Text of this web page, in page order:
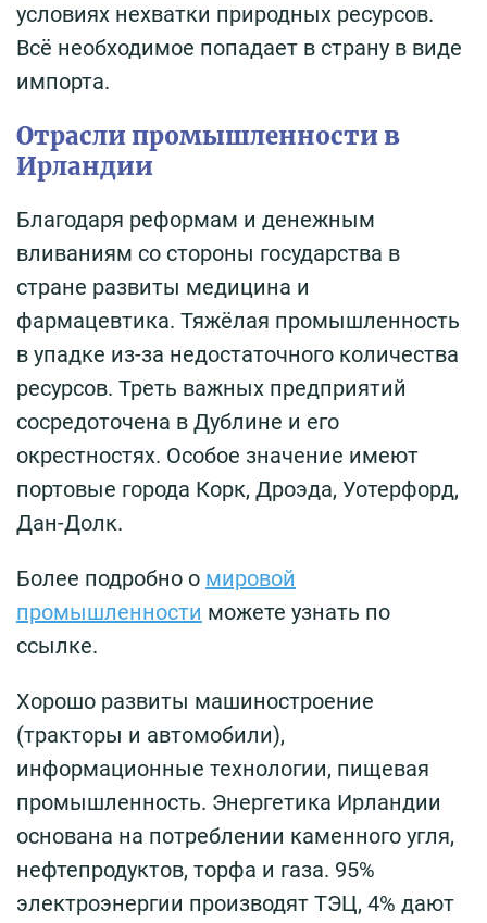
условиях нехватки природных ресурсов.
Всё необходимое попадает в страну в виде
импорта.
Отрасли промышленности в
Ирландии
Благодаря реформам и денежным
вливаниям со стороны государства в
стране развиты медицина и
фармацевтика. Тяжёлая промышленность
в упадке из-за недостаточного количества
ресурсов. Треть важных предприятий
сосредоточена в Дублине и его
окрестностях. Особое значение имеют
портовые города Корк, Дроэда, Уотерфорд,
Дан-Долк.
Более подробно о мировой
промышленности можете узнать по
ссылке.
Хорошо развиты машиностроение
(тракторы и автомобили),
информационные технологии, пищевая
промышленность. Энергетика Ирландии
основана на потреблении каменного угля,
нефтепродуктов, торфа и газа. 95%
электроэнергии производят ТЭЦ, 4% дают